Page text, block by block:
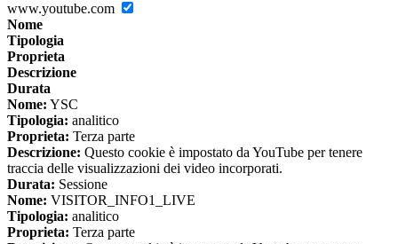
www.youtube.com
Nome
Tipologia
Proprieta
Descrizione
Durata
Nome: YSC
Tipologia: analitico
Proprieta: Terza parte
Descrizione: Questo cookie è impostato da YouTube per tenere
traccia delle visualizzazioni dei video incorporati.
Durata: Sessione
Nome: VISITOR_INFO1_LIVE
Tipologia: analitico
Proprieta: Terza parte